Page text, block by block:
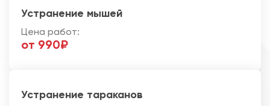
Устранение мышей
Цена работ:
от 990₽
Устранение тараканов